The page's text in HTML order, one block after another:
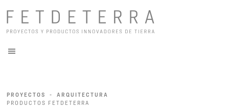
PROYECTOS - ARQUITECTURA
PRODUCTOS FETDETERRA